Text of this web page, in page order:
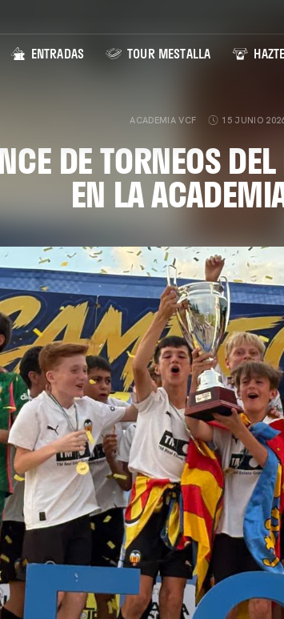
ENTRADAS TOUR MESTALLA
ACADEMIA VCF 15 JUNIO
DE TORNEOS
EN LA